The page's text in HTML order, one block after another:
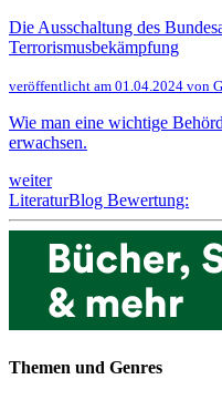
Die Ausschaltung des
Terrorismusbekämpfung
veröffentlicht am 01.04.2024 von
Wie man eine wichtige
erwachsen.
weiter
LiteraturBlog Bewertung:
Themen und Genres